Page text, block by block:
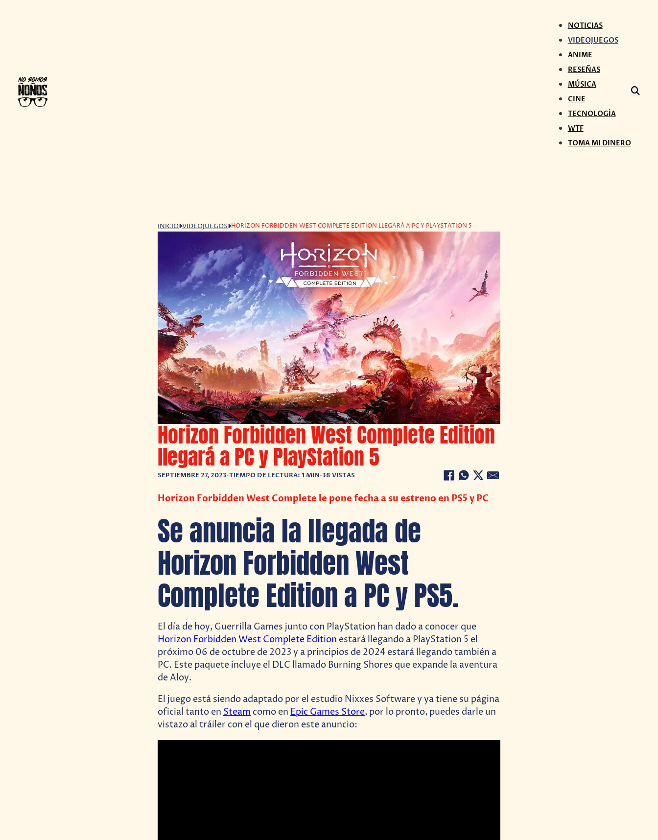
NOTICIAS
VIDEOJUEGOS
ANIME
RESEÑAS
MÚSICA
CINE
TECNOLOGÍA
WTF
TOMA MI DINERO
INICIO VIDEOJUEGOS HORIZON FORBIDDEN WEST COMPLETE EDITION LLEGARÁ A PC Y PLAYSTATION 5
Horizon Forbidden West Complete Edition
llegará a PC y PlayStation 5
SEPTIEMBRE 27, 2023•TIEMPO DE LECTURA: 1 MIN•38 VISTAS
Horizon Forbidden West Complete le pone fecha a su estreno en PS5 y PC
Se anuncia la llegada de
Horizon Forbidden West
Complete Edition a PC y PS5.
El día de hoy, Guerrilla Games junto con PlayStation han dado a conocer que
Horizon Forbidden West Complete Edition estará llegando a PlayStation 5 el
próximo 06 de octubre de 2023 y a principios de 2024 estará llegando también a
PC. Este paquete incluye el DLC llamado Burning Shores que expande la aventura
de Aloy.
El juego está siendo adaptado por el estudio Nixxes Software y ya tiene su página
oficial tanto en Steam como en Epic Games Store, por lo pronto, puedes darle un
vistazo al tráiler con el que dieron este anuncio: